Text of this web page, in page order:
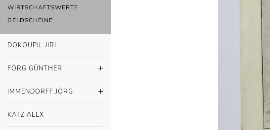
WIRTSCHAFTSWERTE
GELDSCHEINE
DOKOUPIL JIRI
FÖRG GÜNTHER
IMMENDORFF JÖRG
KATZ ALEX